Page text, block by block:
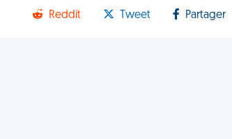
Reddit Tweet Partager